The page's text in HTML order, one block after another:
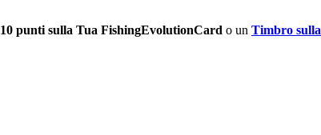
10 punti sulla Tua FishingEvolutionCard o un Timbro